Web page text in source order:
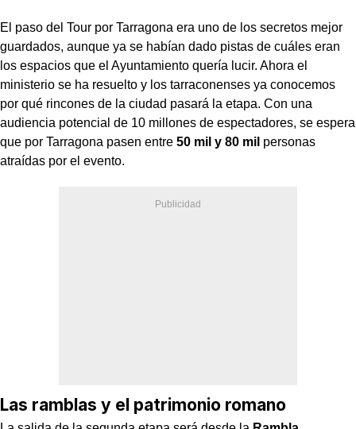
El paso del Tour por Tarragona era uno de los secretos mejor
guardados, aunque ya se habían dado pistas de cuáles eran
los espacios que el Ayuntamiento quería lucir. Ahora el
ministerio se ha resuelto y los tarraconenses ya conocemos
por qué rincones de la ciudad pasará la etapa. Con una
audiencia potencial de 10 millones de espectadores, se espera
que por Tarragona pasen entre 50 mil y 80 mil personas
atraídas por el evento.
Las ramblas y el patrimonio romano